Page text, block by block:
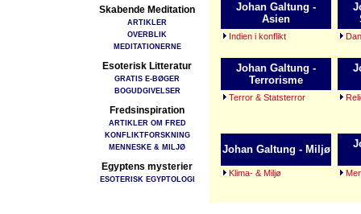
Skabende Meditation
ARTIKLER
OVERBLIK
MEDITATIONERNE
Esoterisk Litteratur
GRATIS E-BØGER
BOGUDGIVELSER
Fredsinspiration
ARTIKLER OM FRED
KONFLIKTFORSKNING
MENNESKE & MILJØ
Egyptens mysterier
ESOTERISK EGYPTOLOGI
Johan Galtung -
Asien
Indien i konflikt
Johan Galtung -
Terrorisme
Terror & Statsterror
Johan Galtung - Miljø
Klima- & Miljø